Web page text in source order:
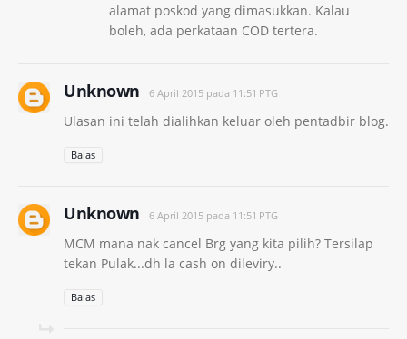
alamat poskod yang dimasukkan. Kalau
boleh, ada perkataan COD tertera.
Unknown 6 April 2015 pada 11:51 PTG
Ulasan ini telah dialihkan keluar oleh pentadbir blog.
Balas
Unknown 6 April 2015 pada 11:51 PTG
MCM mana nak cancel Brg yang kita pilih? Tersilap
tekan Pulak...dh la cash on dileviry..
Balas